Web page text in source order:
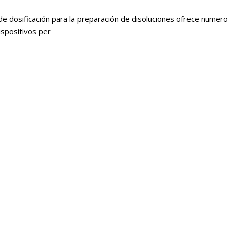
dosificación para la preparación de disoluciones ofrece
per